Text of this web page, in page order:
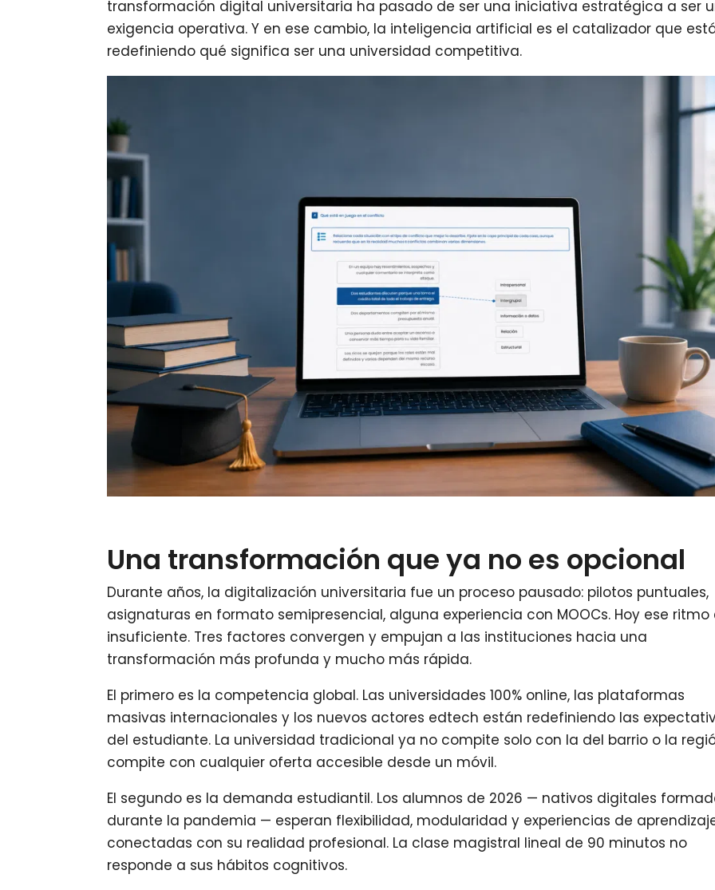
transformación digital universitaria ha pasado de ser una iniciativa estratégica a ser
exigencia operativa. Y en ese cambio, la inteligencia artificial es el catalizador que
redefiniendo qué significa ser una universidad competitiva.
Una transformación que ya no es opcional
Durante años, la digitalización universitaria fue un proceso pausado: pilotos puntuales,
asignaturas en formato semipresencial, alguna experiencia con MOOCs. Hoy ese ritmo
insuficiente. Tres factores convergen y empujan a las instituciones hacia una
transformación más profunda y mucho más rápida.
El primero es la competencia global. Las universidades 100% online, las plataformas
masivas internacionales y los nuevos actores edtech están redefiniendo las
del estudiante. La universidad tradicional ya no compite solo con la del barrio o la
compite con cualquier oferta accesible desde un móvil.
El segundo es la demanda estudiantil. Los alumnos de 2026 — nativos digitales
durante la pandemia — esperan flexibilidad, modularidad y experiencias de
conectadas con su realidad profesional. La clase magistral lineal de 90 minutos no
responde a sus hábitos cognitivos.